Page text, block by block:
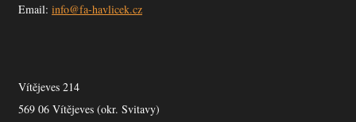
Email: info@fa-havlicek.cz
Vítějeves 214
569 06 Vítějeves (okr. Svitavy)